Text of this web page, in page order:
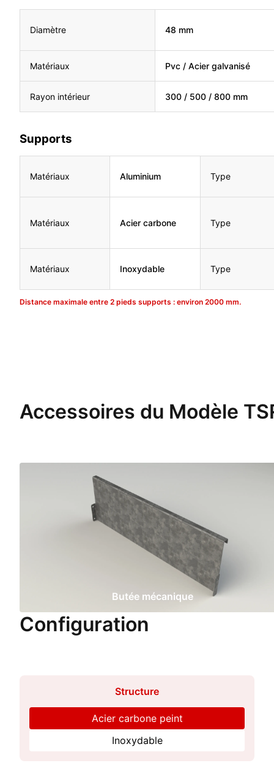
Diamètre 48 mm
Matériaux Pvc / Acier galvanisé
Rayon intérieur 300 / 500 / 800 mm
Supports
Matériaux Aluminium Type
Matériaux Acier carbone Type
Matériaux Inoxydable Type
Distance maximale entre 2 pieds supports : environ 2000 mm.
Accessoires du Modèle
Butée mécanique
Configuration
Structure
Acier carbone peint
Inoxydable